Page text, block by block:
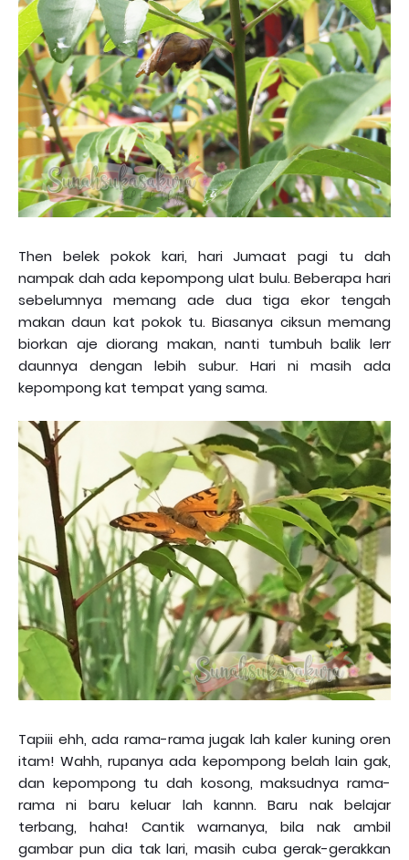
Then belek pokok kari, hari Jumaat pagi tu dah
nampak dah ada kepompong ulat bulu. Beberapa hari
sebelumnya memang ade dua tiga ekor tengah
makan daun kat pokok tu. Biasanya ciksun memang
biorkan aje diorang makan, nanti tumbuh balik lerr
daunnya dengan lebih subur. Hari ni masih ada
kepompong kat tempat yang sama.
Tapiii ehh, ada rama-rama jugak lah kaler kuning oren
itam! Wahh, rupanya ada kepompong belah lain gak,
dan kepompong tu dah kosong, maksudnya rama-
rama ni baru keluar lah kannn. Baru nak belajar
terbang, haha! Cantik warnanya, bila nak ambil
gambar pun dia tak lari, masih cuba gerak-gerakkan